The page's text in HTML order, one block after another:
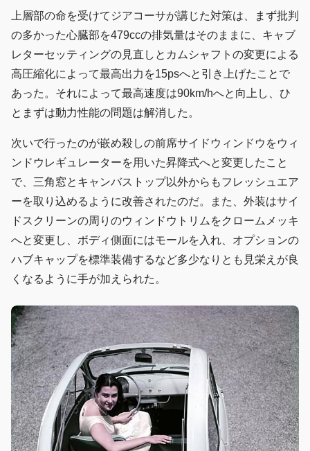
上層部の命を受けてジアコーサが講じた対策は、まず批判
の多かった心臓部を479ccの排気量はそのままに、キャブ
レターセッティングの見直しとカムシャフトの変更による
高圧縮化によって最高出力を15psへと引き上げたことで
あった。それによって最高速度は90km/hへと向上し、ひ
とまずは動力性能の問題は解消した。
次いで行ったのが嵌め殺しの前席サイドウィンドウをウィ
ンドウレギュレーターを用いた昇降式へと変更したこと
で、三角窓とキャンバストップ以外からもフレッシュエア
ーを取り込めるように改善されたのだ。また、外装はサイ
ドスクリーンの周りのウィンドウトリムをクロームメッキ
へと変更し、ボディ側面にはモールを入れ、オプションの
ハブキャップを標準装備するなど多少なりとも見栄えが良
くなるように手が加えられた。